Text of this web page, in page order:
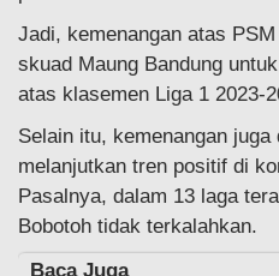
Jadi, kemenangan atas
skuad Maung Bandung
atas klasemen Liga 1 2023-
Selain itu, kemenangan juga
melanjutkan tren positif di
Pasalnya, dalam 13 laga
Bobotoh tidak terkalahkan.
Baca Juga